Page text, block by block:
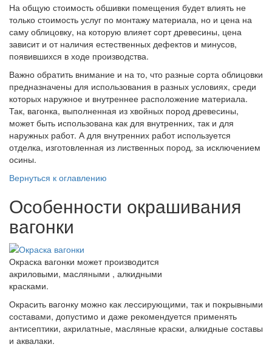
На общую стоимость обшивки помещения будет влиять не
только стоимость услуг по монтажу материала, но и цена на
саму облицовку, на которую влияет сорт древесины, цена
зависит и от наличия естественных дефектов и минусов,
появившихся в ходе производства.
Важно обратить внимание и на то, что разные сорта облицовки
предназначены для использования в разных условиях, среди
которых наружное и внутреннее расположение материала.
Так, вагонка, выполненная из хвойных пород древесины,
может быть использована как для внутренних, так и для
наружных работ. А для внутренних работ используется
отделка, изготовленная из лиственных пород, за исключением
осины.
Вернуться к оглавлению
Особенности окрашивания
вагонки
Окраска вагонки может производится
акриловыми, масляными , алкидными
красками.
Окрасить вагонку можно как лессирующими, так и покрывными
составами, допустимо и даже рекомендуется применять
антисептики, акрилатные, масляные краски, алкидные составы
и аквалаки.